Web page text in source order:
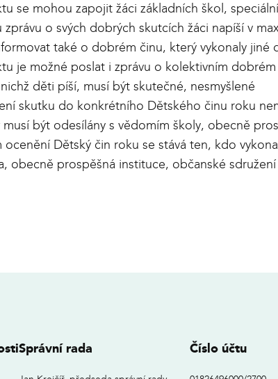
se mohou zapojit žáci základních škol,
zprávu o svých dobrých skutcích žáci napíší v
také o dobrém činu, který vykonaly jiné
je možné poslat i zprávu o kolektivním
děti píší, musí být skutečné, nesmyšlené
skutku do konkrétního Dětského činu roku
musí být odesílány s vědomím školy, obecně
ocenění Dětský čin roku se stává ten, kdo
obecně prospěšná instituce, občanské
Správní rada Číslo účtu